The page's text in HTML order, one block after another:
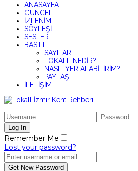
ANASAYFA
GÜNCEL
İZLENİM
SÖYLEŞİ
SESLER
BASILI
SAYILAR
LOKALL NEDİR?
NASIL YER ALABİLİRİM?
PAYLAŞ
İLETİŞİM
Remember Me
Lost your password?